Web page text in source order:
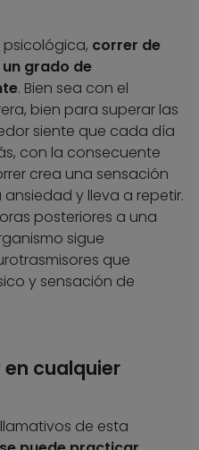
psicológica, correr de
grado de
. Bien sea con el
bien para superar las
siente que cada día
con la consecuente
crea una sensación
y lleva a repetir.
posteriores a una
sigue
que
y sensación de
en cualquier
de esta